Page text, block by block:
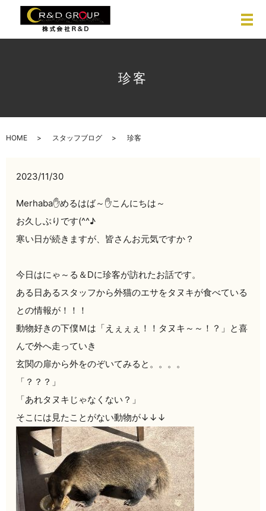
珍客
HOME スタッフブログ 珍客
2023/11/30
Merhaba✋めるはば～✋こんにちは～
お久しぶりです(^^♪
寒い日が続きますが、皆さんお元気ですか？
今日はにゃ～る＆Dに珍客が訪れたお話です。
ある日あるスタッフから外猫のエサをタヌキが食べている
との情報が！！！
動物好きの下僕Ｍは「えぇぇぇ！！タヌキ～～！？」と喜
んで外へ走っていき
玄関の扉から外をのぞいてみると。。。。
「？？？」
「あれタヌキじゃなくない？」
そこには見たことがない動物が↓↓↓